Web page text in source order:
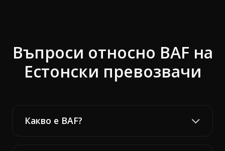
Въпроси относно BAF на
Естонски превозвачи
Какво е BAF?